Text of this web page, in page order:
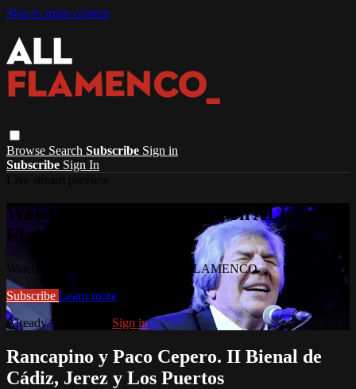
Skip to main content
Browse Search Subscribe Sign in
Subscribe Sign In
Watch this video and more on ALL
FLAMENCO
Watch this video and more on ALL FLAMENCO
Subscribe Learn more
Already subscribed? Sign in
Rancapino y Paco Cepero. II Bienal de
Cádiz, Jerez y Los Puertos